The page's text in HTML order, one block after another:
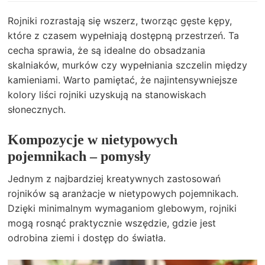
Rojniki rozrastają się wszerz, tworząc gęste kępy,
które z czasem wypełniają dostępną przestrzeń. Ta
cecha sprawia, że są idealne do obsadzania
skalniaków, murków czy wypełniania szczelin między
kamieniami. Warto pamiętać, że najintensywniejsze
kolory liści rojniki uzyskują na stanowiskach
słonecznych.
Kompozycje w nietypowych
pojemnikach – pomysły
Jednym z najbardziej kreatywnych zastosowań
rojników są aranżacje w nietypowych pojemnikach.
Dzięki minimalnym wymaganiom glebowym, rojniki
mogą rosnąć praktycznie wszędzie, gdzie jest
odrobina ziemi i dostęp do światła.